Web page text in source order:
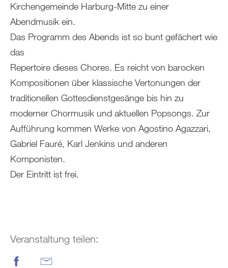
Kirchengemeinde Harburg-Mitte zu einer
Abendmusik ein.
Das Programm des Abends ist so bunt gefächert wie
das
Repertoire dieses Chores. Es reicht von barocken
Kompositionen über klassische Vertonungen der
traditionellen Gottesdienstgesänge bis hin zu
moderner Chormusik und aktuellen Popsongs. Zur
Aufführung kommen Werke von Agostino Agazzari,
Gabriel Fauré, Karl Jenkins und anderen
Komponisten.
Der Eintritt ist frei.
Veranstaltung teilen: